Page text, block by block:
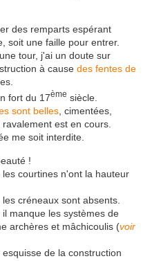
des remparts espérant
soit une faille pour entrer.
tour, j'ai un doute sur
à cause des fentes de
fort du 17ème siècle.
sont belles , cimentées,
est en cours.
me soit interdite.
!
courtines n'ont la hauteur
créneaux sont absents.
manque les systèmes de
archères et mâchicoulis (voir
de la construction